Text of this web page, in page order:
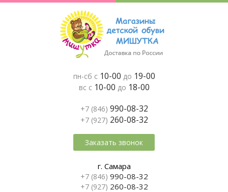
пн-сб с 10-00 до 19-00
вс с 10-00 до 18-00
+7 (846) 990-08-32
+7 (927) 260-08-32
Заказать звонок
г. Самара
+7 (846) 990-08-32
+7 (927) 260-08-32